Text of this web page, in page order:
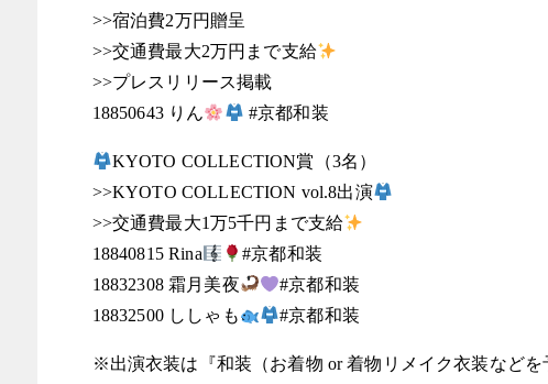
>>宿泊費2万円贈呈
>>交通費最大2万円まで支給
>>プレスリリース掲載
18850643 りん
#京都和装
KYOTO COLLECTION賞（3名）
>>KYOTO COLLECTION vol.8出演
>>交通費最大1万5千円まで支給
18840815 Rina
#京都和装
18832308 霜月美夜
#京都和装
18832500 ししゃも
#京都和装
※出演衣装は『和装（お着物 or 着物リメイク衣装などを